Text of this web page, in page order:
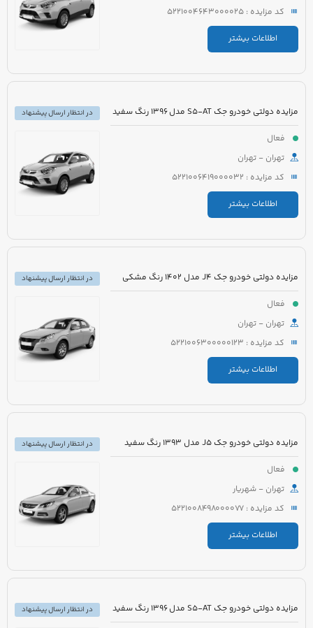
کد مزایده : 5221004643000025
اطلاعات بیشتر
مزایده دولتی خودرو جک S5-AT مدل 1396 رنگ سفید
فعال
تهران - تهران
کد مزایده : 5221006419000032
اطلاعات بیشتر
در انتظار ارسال پیشنهاد
مزایده دولتی خودرو جک J4 مدل 1402 رنگ مشکی
فعال
تهران - تهران
کد مزایده : 5221006300000123
اطلاعات بیشتر
در انتظار ارسال پیشنهاد
مزایده دولتی خودرو جک J5 مدل 1393 رنگ سفید
فعال
تهران - شهریار
کد مزایده : 5221008498000077
اطلاعات بیشتر
در انتظار ارسال پیشنهاد
مزایده دولتی خودرو جک S5-AT مدل 1396 رنگ سفید
در انتظار ارسال پیشنهاد